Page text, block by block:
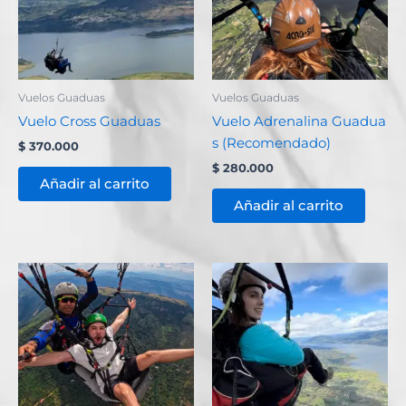
Vuelos Guaduas
Vuelo Cross Guaduas
$ 370.000
Añadir al carrito
Vuelos Guaduas
Vuelo Adrenalina Guadua
s (Recomendado)
$ 280.000
Añadir al carrito